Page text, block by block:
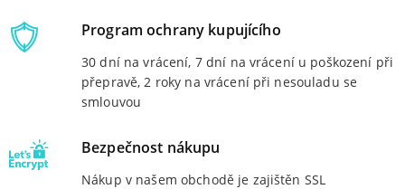
Program ochrany kupujícího
30 dní na vrácení, 7 dní na vrácení u poškození při
přepravě, 2 roky na vrácení při nesouladu se
smlouvou
Bezpečnost nákupu
Nákup v našem obchodě je zajištěn SSL